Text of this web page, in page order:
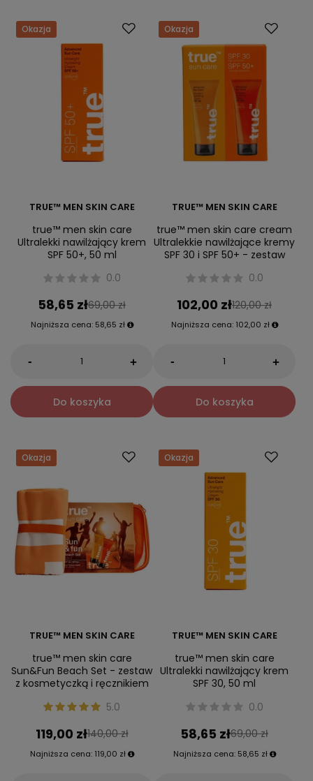
Okazja
TRUE™ MEN SKIN CARE
true™ men skin care
Ultralekki nawilżający krem
SPF 50+, 50 ml
0.0
58,65 zł69,00 zł
Najniższa cena: 58,65 zł
- +
Do koszyka
Okazja
TRUE™ MEN SKIN CARE
true™ men skin care cream
Ultralekkie nawilżające kremy
SPF 30 i SPF 50+ - zestaw
0.0
102,00 zł120,00 zł
Najniższa cena: 102,00 zł
- +
Do koszyka
Okazja
TRUE™ MEN SKIN CARE
true™ men skin care
Sun&Fun Beach Set - zestaw
z kosmetyczką i ręcznikiem
5.0
119,00 zł140,00 zł
Najniższa cena: 119,00 zł
Okazja
TRUE™ MEN SKIN CARE
true™ men skin care
Ultralekki nawilżający krem
SPF 30, 50 ml
0.0
58,65 zł69,00 zł
Najniższa cena: 58,65 zł